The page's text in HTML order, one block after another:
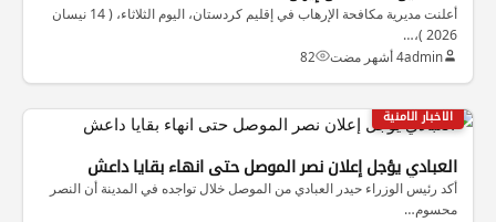
أعلنت مديرية مكافحة الإرهاب في إقليم كردستان، اليوم الثلاثاء، ( 14 نيسان
2026 )،…
admin4 أشهر مضت 82
الاخبار الامنية
العبادي يؤجل إعلان نصر الموصل حتى انهاء بقايا داعش
أكد رئيس الوزراء حيدر العبادي من الموصل خلال تواجده في المدينة أن النصر
محسوم…